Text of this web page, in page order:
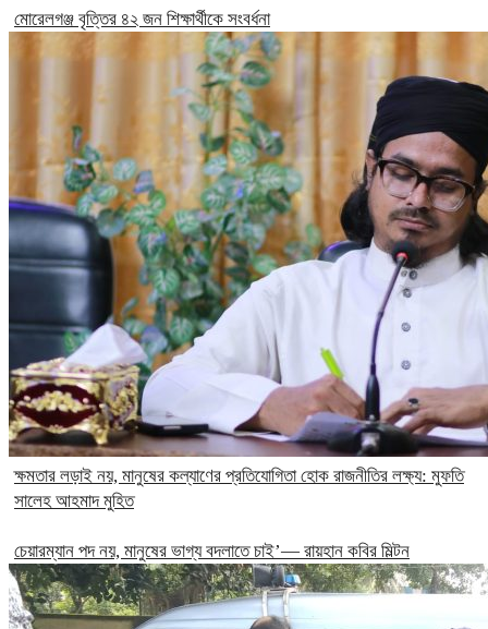
মোরেলগঞ্জ বৃত্তির ৪২ জন শিক্ষার্থীকে সংবর্ধনা
ক্ষমতার লড়াই নয়, মানুষের কল্যাণের প্রতিযোগিতা হোক রাজনীতির লক্ষ্য: মুফতি
সালেহ আহমাদ মুহিত
চেয়ারম্যান পদ নয়, মানুষের ভাগ্য বদলাতে চাই’— রায়হান কবির মিল্টন